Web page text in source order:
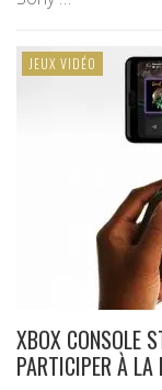
JEUX VIDÉO
XBOX CONSOLE
PARTICIPER À LA